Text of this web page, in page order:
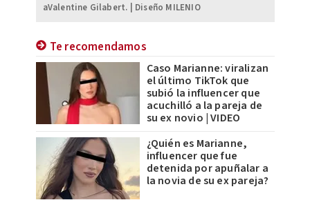
aValentine Gilabert. | Diseño MILENIO
Te recomendamos
Caso Marianne: viralizan
el último TikTok que
subió la influencer que
acuchilló a la pareja de
su ex novio | VIDEO
¿Quién es Marianne,
influencer que fue
detenida por apuñalar a
la novia de su ex pareja?